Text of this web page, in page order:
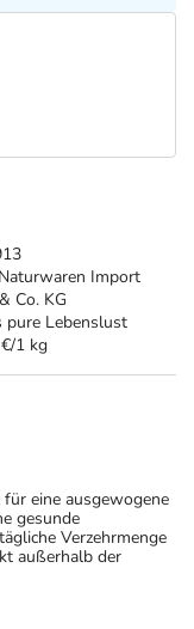
Import
Co. KG
pure Lebenslust
1 kg
eine ausgewogene
gesunde
Verzehrmenge
außerhalb der